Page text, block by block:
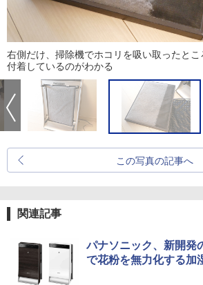
右側だけ、掃除機でホコリを吸い取ったと
付着しているのがわかる
この写真の記事へ
関連記事
パナソニック、新開発
で花粉を無力化する加